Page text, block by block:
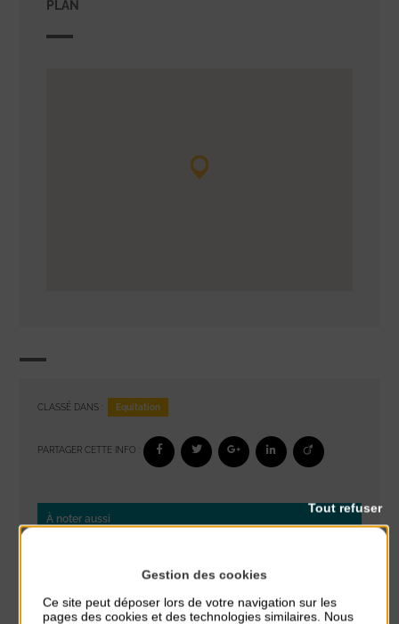
PLAN
CLASSÉ DANS : Equitation
PARTAGER CETTE INFO :
À noter aussi
Gestion des cookies
Ce site peut déposer lors de votre navigation sur les
pages des cookies et des technologies similaires. Nous
Tout refuser